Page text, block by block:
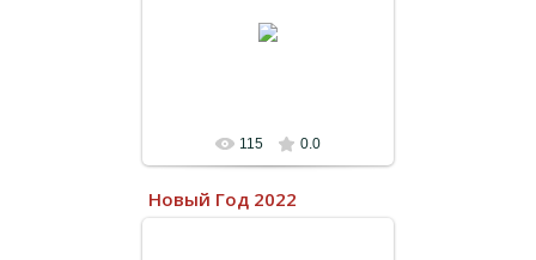
115 0.0
Новый Год 2022